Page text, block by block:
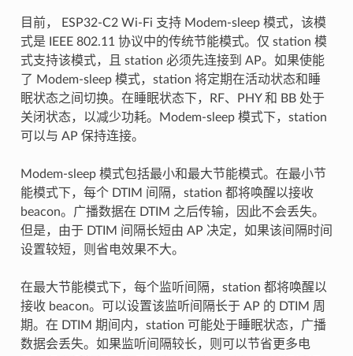
目前， ESP32-C2 Wi-Fi 支持 Modem-sleep 模式，该模
式是 IEEE 802.11 协议中的传统节能模式。仅 station 模
式支持该模式，且 station 必须先连接到 AP。如果使能
了 Modem-sleep 模式，station 将定期在活动状态和睡
眠状态之间切换。在睡眠状态下，RF、PHY 和 BB 处于
关闭状态，以减少功耗。Modem-sleep 模式下，station
可以与 AP 保持连接。
Modem-sleep 模式包括最小和最大节能模式。在最小节
能模式下，每个 DTIM 间隔，station 都将唤醒以接收
beacon。广播数据在 DTIM 之后传输，因此不会丢失。
但是，由于 DTIM 间隔长短由 AP 决定，如果该间隔时间
设置较短，则省电效果不大。
在最大节能模式下，每个监听间隔，station 都将唤醒以
接收 beacon。可以设置该监听间隔长于 AP 的 DTIM 周
期。在 DTIM 期间内，station 可能处于睡眠状态，广播
数据会丢失。如果监听间隔较长，则可以节省更多电